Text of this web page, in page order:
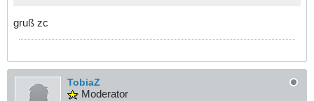
gruß zc
TobiaZ
Moderator